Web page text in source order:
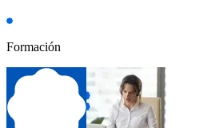
Formación